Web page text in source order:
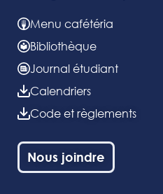
Menu cafétéria
Bibliothèque
Journal étudiant
Calendriers
Code et règlements
Nous joindre